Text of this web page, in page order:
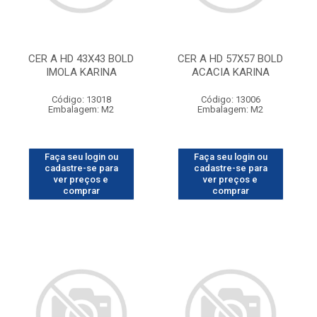
CER A HD 43X43 BOLD
IMOLA KARINA
Código: 13018
Embalagem: M2
Faça seu login ou
cadastre-se para
ver preços e
comprar
CER A HD 57X57 BOLD
ACACIA KARINA
Código: 13006
Embalagem: M2
Faça seu login ou
cadastre-se para
ver preços e
comprar